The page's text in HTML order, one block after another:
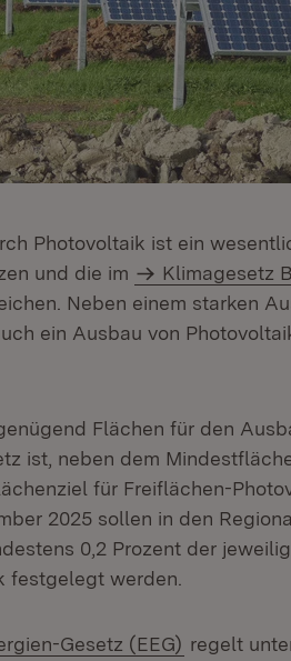
Photovoltaik ist ein
und die im
Klimagesetz
Neben einem starken
ein Ausbau von
Flächen für den
ist, neben dem
für Freiflächen-
2025 sollen in den
0,2 Prozent der
festgelegt werden.
Gesetz (EEG) regelt